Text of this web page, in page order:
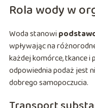
Rola wody w
Woda stanowi
wpływając na
każdej komórce, tkance
odpowiednia podaż jest
dobrego samopoczucia.